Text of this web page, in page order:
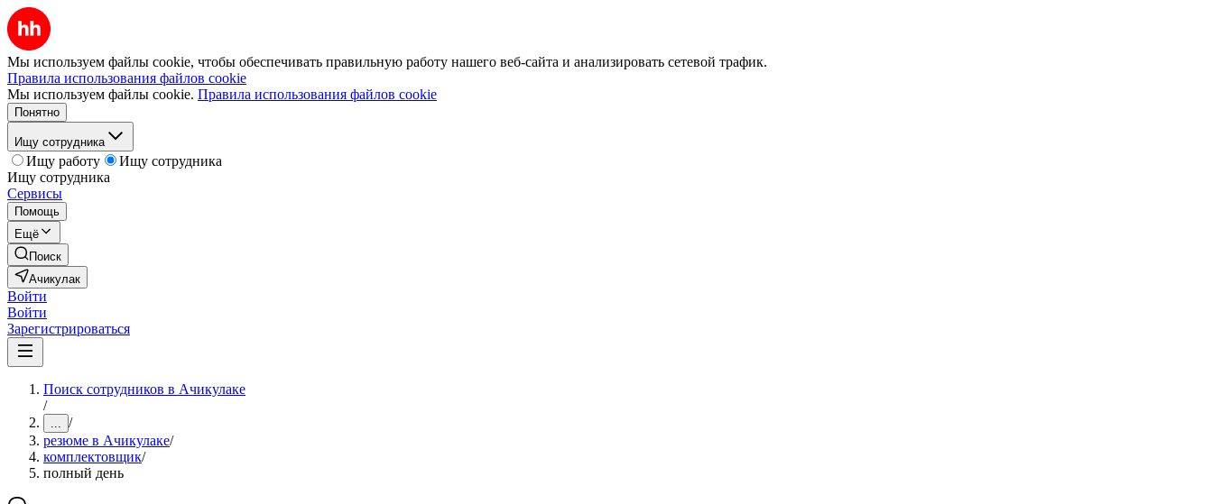
Мы используем файлы cookie, чтобы обеспечивать правильную работу нашего веб-сайта и анализировать сетевой трафик.
Правила использования файлов cookie
Мы используем файлы cookie. Правила использования файлов cookie
Понятно
Ищу сотрудника
Ищу работу
Ищу сотрудника
Ищу сотрудника
Сервисы
Помощь
Ещё
Поиск
Ачикулак
Войти
Войти
Зарегистрироваться
Поиск сотрудников в Ачикулаке
/
... /
резюме в Ачикулаке/
комплектовщик/
полный день